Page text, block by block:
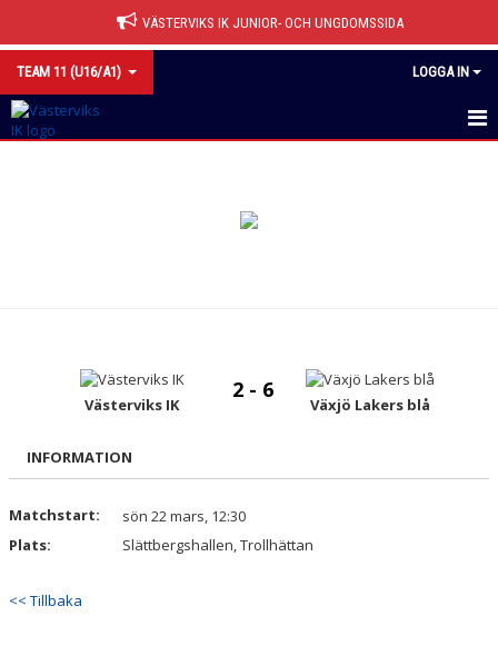
VÄSTERVIKS IK JUNIOR- OCH UNGDOMSSIDA
TEAM 11 (U16/A1) LOGGA IN
BILDGALLERI
KONTAKT
Västerviks IK
2 - 6
Växjö Lakers blå
INFORMATION
Matchstart:
sön 22 mars, 12:30
Plats:
Slättbergshallen, Trollhättan
<< Tillbaka